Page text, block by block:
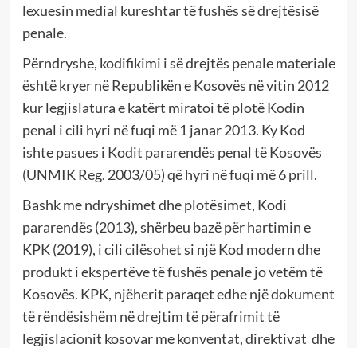
lexuesin medial kureshtar të fushës së drejtësisë
penale.
Përndryshe, kodifikimi i së drejtës penale materiale
është kryer në Republikën e Kosovës në vitin 2012
kur legjislatura e katërt miratoi të plotë Kodin
penal i cili hyri në fuqi më 1 janar 2013. Ky Kod
ishte pasues i Kodit pararendës penal të Kosovës
(UNMIK Reg. 2003/05) që hyri në fuqi më 6 prill.
Bashk me ndryshimet dhe plotësimet, Kodi
pararendës (2013), shërbeu bazë për hartimin e
KPK (2019), i cili cilësohet si një Kod modern dhe
produkt i ekspertëve të fushës penale jo vetëm të
Kosovës. KPK, njëherit paraqet edhe një dokument
të rëndësishëm në drejtim të përafrimit të
legjislacionit kosovar me konventat, direktivat dhe